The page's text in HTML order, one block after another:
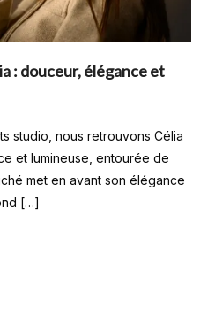
: douceur, élégance et
studio, nous retrouvons Célia
et lumineuse, entourée de
met en avant son élégance
[…]